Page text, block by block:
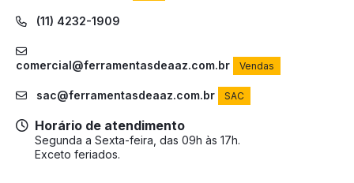
(11) 4232-1909
comercial@ferramentasdeaaz.com.br Vendas
sac@ferramentasdeaaz.com.br SAC
Horário de atendimento
Segunda a Sexta-feira, das 09h às 17h.
Exceto feriados.